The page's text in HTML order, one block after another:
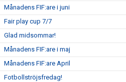
Månadens FIF:are i juni
Fair play cup 7/7
Glad midsommar!
Månadens FIF:are i maj
Månadens FIF:are April
Fotbollströjsfredag!